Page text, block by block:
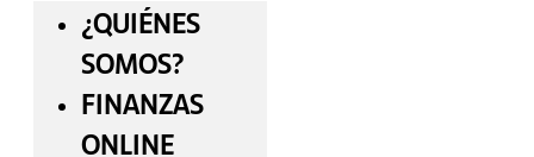
¿QUIÉNES
SOMOS?
FINANZAS
ONLINE